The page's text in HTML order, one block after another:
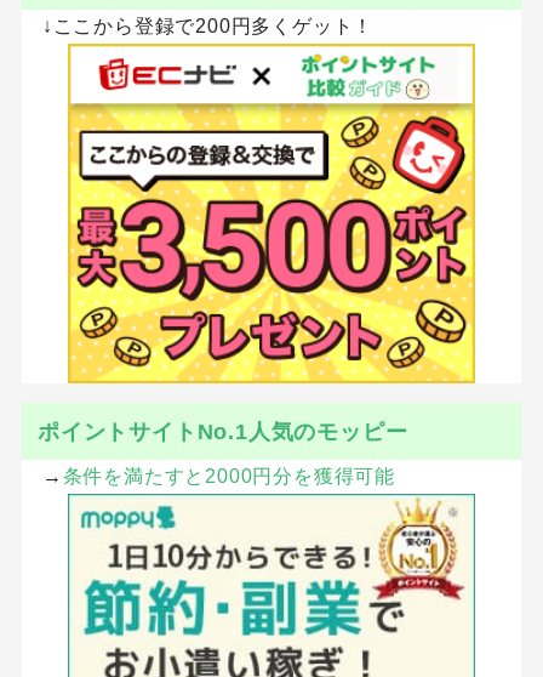
↓ここから登録で200円多くゲット！
ポイントサイトNo.1人気のモッピー
→ 条件を満たすと2000円分を獲得可能